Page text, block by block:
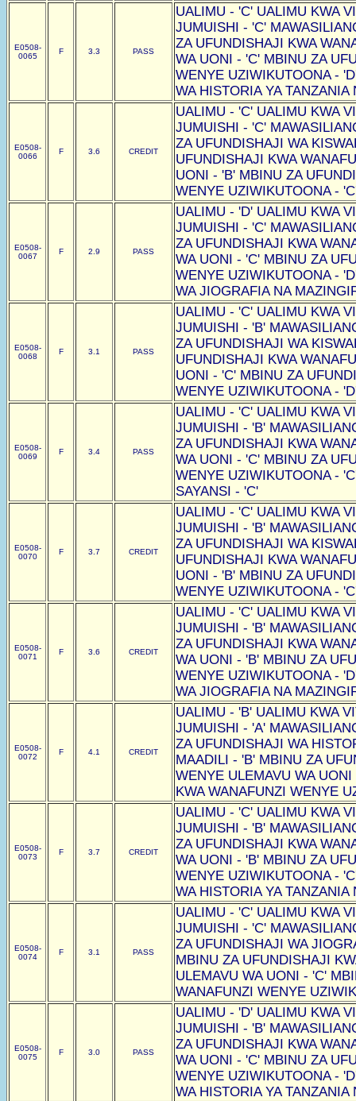
E0508-
0065
F 3.3 PASS
UALIMU - 'C' UALIMU KWA
JUMUISHI - 'C'
ZA UFUNDISHAJI KWA
WA UONI - 'C' MBINU ZA
WENYE UZIWIKUTOONA -
WA HISTORIA YA TANZANIA
E0508-
0066
F 3.6 CREDIT
UALIMU - 'C' UALIMU KWA
JUMUISHI - 'C'
ZA UFUNDISHAJI WA
UFUNDISHAJI KWA
UONI - 'B' MBINU ZA
WENYE UZIWIKUTOONA -
E0508-
0067
F 2.9 PASS
UALIMU - 'D' UALIMU KWA
JUMUISHI - 'C'
ZA UFUNDISHAJI KWA
WA UONI - 'C' MBINU ZA
WENYE UZIWIKUTOONA -
WA JIOGRAFIA NA
E0508-
0068
F 3.1 PASS
UALIMU - 'C' UALIMU KWA
JUMUISHI - 'B'
ZA UFUNDISHAJI WA
UFUNDISHAJI KWA
UONI - 'C' MBINU ZA
WENYE UZIWIKUTOONA -
E0508-
0069
F 3.4 PASS
UALIMU - 'C' UALIMU KWA
JUMUISHI - 'B'
ZA UFUNDISHAJI KWA
WA UONI - 'C' MBINU ZA
WENYE UZIWIKUTOONA -
SAYANSI - 'C'
E0508-
0070
F 3.7 CREDIT
UALIMU - 'C' UALIMU KWA
JUMUISHI - 'B'
ZA UFUNDISHAJI WA
UFUNDISHAJI KWA
UONI - 'B' MBINU ZA
WENYE UZIWIKUTOONA -
E0508-
0071
F 3.6 CREDIT
UALIMU - 'C' UALIMU KWA
JUMUISHI - 'B'
ZA UFUNDISHAJI KWA
WA UONI - 'B' MBINU ZA
WENYE UZIWIKUTOONA -
WA JIOGRAFIA NA
E0508-
0072
F 4.1 CREDIT
UALIMU - 'B' UALIMU KWA
JUMUISHI - 'A'
ZA UFUNDISHAJI WA
MAADILI - 'B' MBINU ZA
WENYE ULEMAVU WA
KWA WANAFUNZI WENYE
E0508-
0073
F 3.7 CREDIT
UALIMU - 'C' UALIMU KWA
JUMUISHI - 'B'
ZA UFUNDISHAJI KWA
WA UONI - 'B' MBINU ZA
WENYE UZIWIKUTOONA -
WA HISTORIA YA TANZANIA
E0508-
0074
F 3.1 PASS
UALIMU - 'C' UALIMU KWA
JUMUISHI - 'C'
ZA UFUNDISHAJI WA
MBINU ZA UFUNDISHAJI
ULEMAVU WA UONI - 'C'
WANAFUNZI WENYE
E0508-
0075
F 3.0 PASS
UALIMU - 'D' UALIMU KWA
JUMUISHI - 'B'
ZA UFUNDISHAJI KWA
WA UONI - 'C' MBINU ZA
WENYE UZIWIKUTOONA -
WA HISTORIA YA TANZANIA